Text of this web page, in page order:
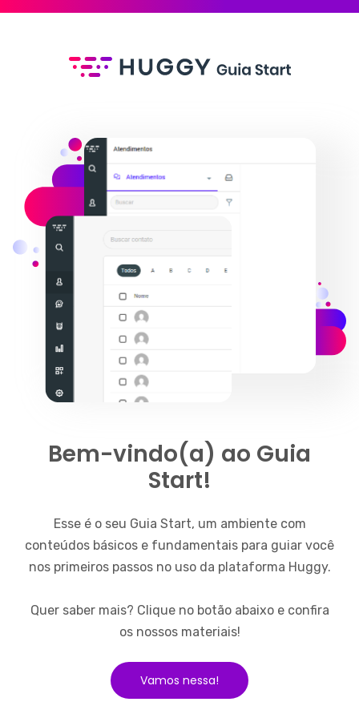
Bem-vindo(a) ao Guia
Start!
Esse é o seu Guia Start, um ambiente com
conteúdos básicos e fundamentais para guiar você
nos primeiros passos no uso da plataforma Huggy.
Quer saber mais? Clique no botão abaixo e confira
os nossos materiais!
Vamos nessa!